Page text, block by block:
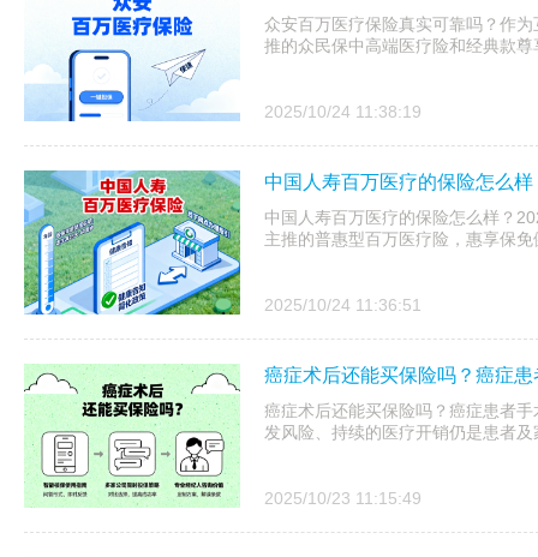
众安百万医疗保险真实可靠吗？作
推的众民保中高端医疗险和经典款
2025/10/24 11:38:19
中国人寿百万医疗的保险怎么
中国人寿百万医疗的保险怎么样？
主推的普惠型百万医疗险，惠享保
2025/10/24 11:36:51
癌症术后还能买保险吗？癌症
癌症术后还能买保险吗？癌症患者
发风险、持续的医疗开销仍是患者
2025/10/23 11:15:49